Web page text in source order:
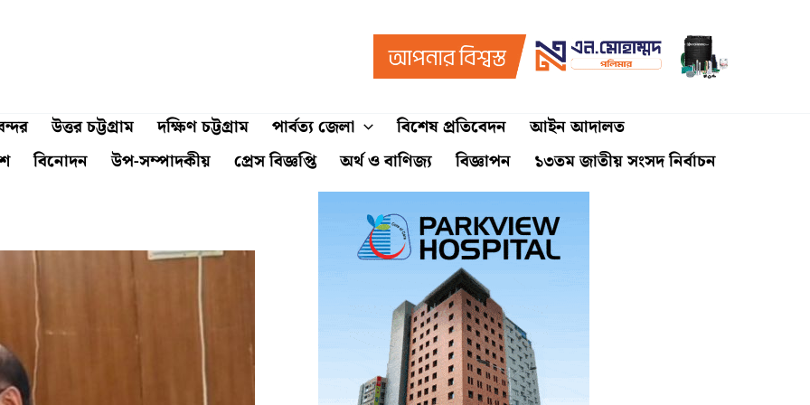
উত্তর চট্টগ্রাম দক্ষিণ চট্টগ্রাম পার্বত্য জেলা বিশেষ প্রতিবেদন
আইন আদালত
বিনোদন উপ-সম্পাদকীয় প্রেস বিজ্ঞপ্তি অর্থ ও বাণিজ্য বিজ্ঞাপন ১৩তম জাতীয় সংসদ নির্বাচন